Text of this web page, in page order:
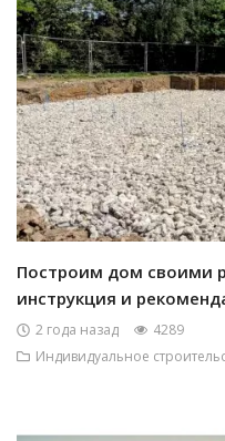
Построим дом своими
инструкция и
2 года назад
4289
Индивидуальное